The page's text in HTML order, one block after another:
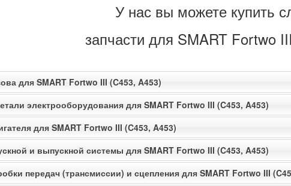
У нас вы можете купить
запчасти для SMART Fortwo
для SMART Fortwo III (C453, A453)
электрооборудования для SMART Fortwo III (C453, A453)
для SMART Fortwo III (C453, A453)
и выпускной системы для SMART Fortwo III (C453, A453)
передач (трансмиссии) и сцепления для SMART Fortwo III